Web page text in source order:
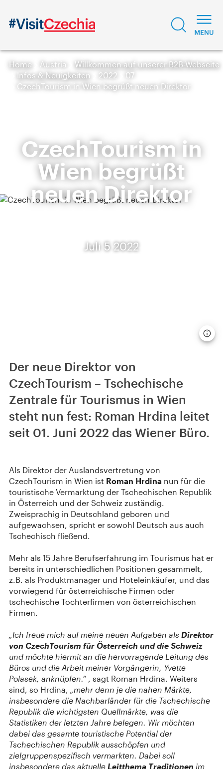
Home Austria
Willkommen auf unserer B2B-Webseite
Infos & Neuigkeiten
2022
07
CzechTourism in Wien begrüßt neuen Direktor
CzechTourism in
Wien begrüßt
neuen Direktor
Juli 5 2022
Der neue Direktor von
CzechTourism – Tschechische
Zentrale für Tourismus in Wien
steht nun fest: Roman Hrdina leitet
seit 01. Juni 2022 das Wiener Büro.
Als Direktor der Auslandsvertretung von
CzechTourism in Wien ist Roman Hrdina nun für die
touristische Vermarktung der Tschechischen Republik
in Österreich und der Schweiz zuständig.
Zweisprachig in Deutschland geboren und
aufgewachsen, spricht er sowohl Deutsch aus auch
Tschechisch fließend.
Mehr als 15 Jahre Berufserfahrung im Tourismus hat er
bereits in unterschiedlichen Positionen gesammelt,
z.B. als Produktmanager und Hoteleinkäufer, und das
vorwiegend für österreichische Firmen oder
tschechische Tochterfirmen von österreichischen
Firmen.
„Ich freue mich auf meine neuen Aufgaben als Direktor
von CzechTourism für Österreich und die Schweiz
und möchte hiermit an die hervorragende Leitung des
Büros und die Arbeit meiner Vorgängerin, Yvette
Polasek, anknüpfen.“ , sagt Roman Hrdina. Weiters
sind, so Hrdina, „mehr denn je die nahen Märkte,
insbesondere die Nachbarländer für die Tschechische
Republik die wichtigsten Quellmärkte, was die
Statistiken der letzten Jahre belegen. Wir möchten
dabei das gesamte touristische Potential der
Tschechischen Republik ausschöpfen und
zielgruppenspezifisch vermarkten. Dabei soll
insbesondere das aktuelle Leitthema Traditionen im